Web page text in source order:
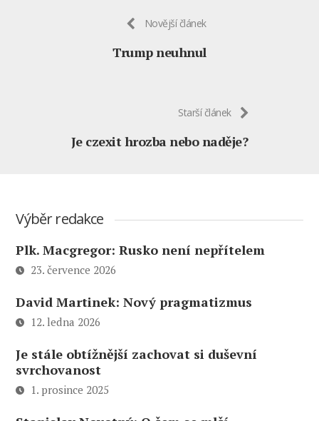
Novější článek
Trump neuhnul
Starší článek
Je czexit hrozba nebo naděje?
Výběr redakce
Plk. Macgregor: Rusko není nepřítelem
23. července 2026
David Martinek: Nový pragmatizmus
12. ledna 2026
Je stále obtížnější zachovat si duševní
svrchovanost
1. prosince 2025